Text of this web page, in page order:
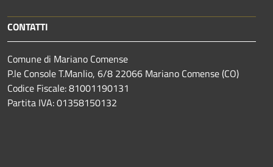
CONTATTI
Comune di Mariano Comense
P.le Console T.Manlio, 6/8 22066 Mariano Comense (CO)
Codice Fiscale: 81001190131
Partita IVA: 01358150132